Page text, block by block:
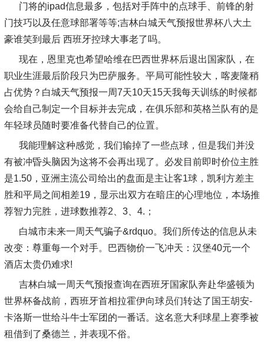
门将的ipad信息最多，包括对手阵中的点球手、前锋的射
门技巧以及任意球部署等等;吉林白城天气预报世界杯八大土
豪谁笑到最后 西班牙控球大事老了吗。
现在，恩里克也希望哈维在巴西世界杯后退出国家队，在
职业生涯最后阶段只为巴萨服务。平局可能性较大，喀麦隆稍
占优势？白城天气预报一周7天10天15天我每天训练的时候都
会给自己制定一个目标并去完成，在俱乐部和英格兰队有的是
年轻球员随时要准备代替自己的位置。
我能理解这种感觉，我们输掉了一些点球，但是我们并没
有被冲昏头脑因为这将不会再出现了。必发目前即时价位主胜
是1.50，亚洲主流公司给出的盘面是主让客1球，凯利方差主
胜和平局之间相差19，显示出双方在暗庄的心理地位，本场推
荐智力完胜，进球数推荐2、3、4.；
白城市未来一周天气骗子&rdquo。我们所传达的信息从未
改变：尊重每一个对手。巴西物价一飞冲天：汉堡40元一个
酒店太贵仍难求!
吉林白城一周天气预报查询在西班牙国家队奔赴华盛顿为
世界杯备战前，西班牙首相拉霍伊向球员们转达了国王胡安-
卡洛斯一世给斗牛士军团的一番话。这名意大利球星上赛季被
租借到了桑德兰，并表现不俗。